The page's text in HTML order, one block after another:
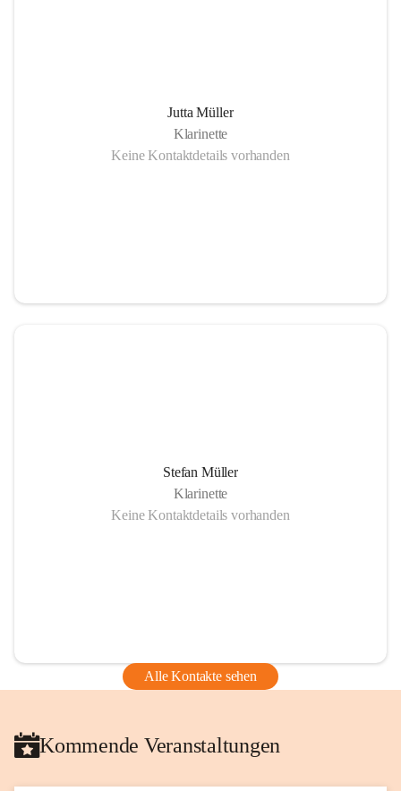
Jutta Müller
Klarinette
Keine Kontaktdetails vorhanden
Stefan Müller
Klarinette
Keine Kontaktdetails vorhanden
Alle Kontakte sehen
Kommende Veranstaltungen